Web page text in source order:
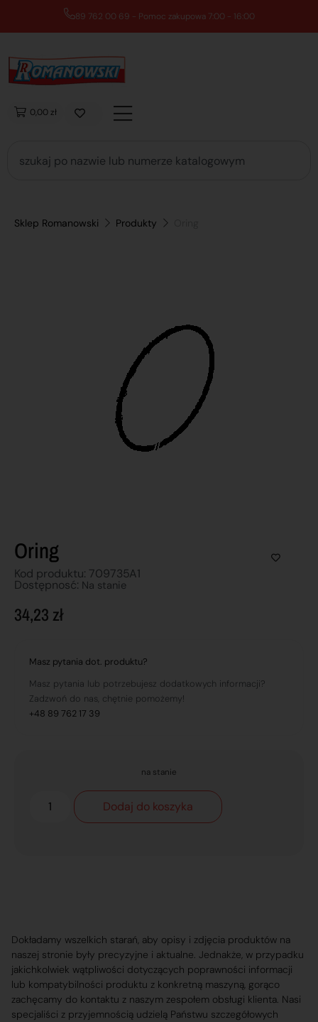
89 762 00 69 - Pomoc zakupowa 7:00 - 16:00
0,00 zł
Sklep Romanowski Produkty
Oring
Kod produktu: 709735A1
Dostępnosć: Na stanie
34,23 zł
Masz pytania dot. produktu?
Masz pytania lub potrzebujesz dodatkowych informacji?
Zadzwoń do nas, chętnie pomożemy!
+48 89 762 17 39
na stanie
Dodaj do koszyka
Dokładamy wszelkich starań, aby opisy i zdjęcia produktów na
naszej stronie były precyzyjne i aktualne. Jednakże, w przypadku
jakichkolwiek wątpliwości dotyczących poprawności informacji
lub kompatybilności produktu z konkretną maszyną, gorąco
zachęcamy do kontaktu z naszym zespołem obsługi klienta. Nasi
specjaliści z przyjemnością udzielą Państwu szczegółowych